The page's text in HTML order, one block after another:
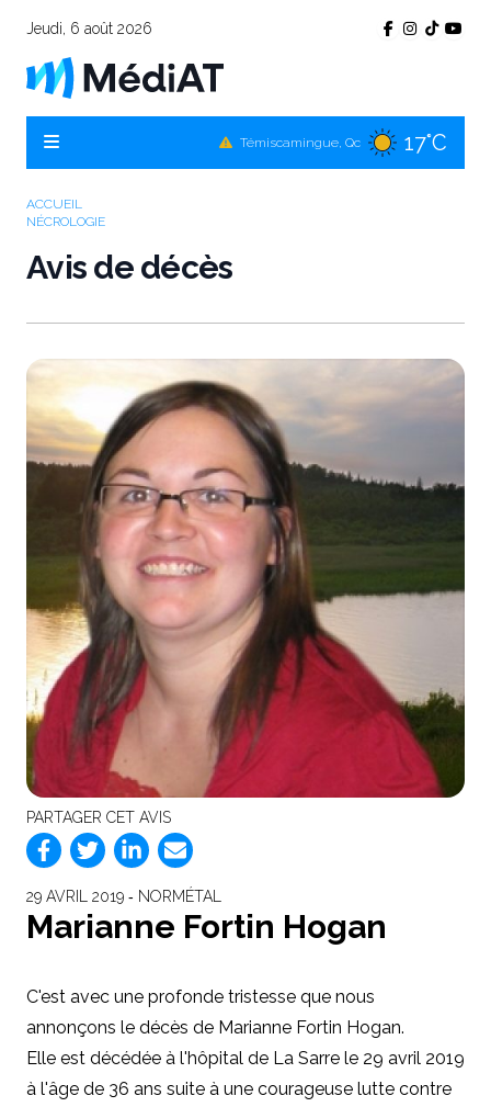
Jeudi, 6 août 2026
La Sarre, Qc 19°C
ACCUEIL
NÉCROLOGIE
Avis de décès
PARTAGER CET AVIS
29 AVRIL 2019 ‐ NORMÉTAL
Marianne Fortin Hogan
C'est avec une profonde tristesse que nous
annonçons le décès de Marianne Fortin Hogan.
Elle est décédée à l'hôpital de La Sarre le 29 avril 2019
à l'âge de 36 ans suite à une courageuse lutte contre